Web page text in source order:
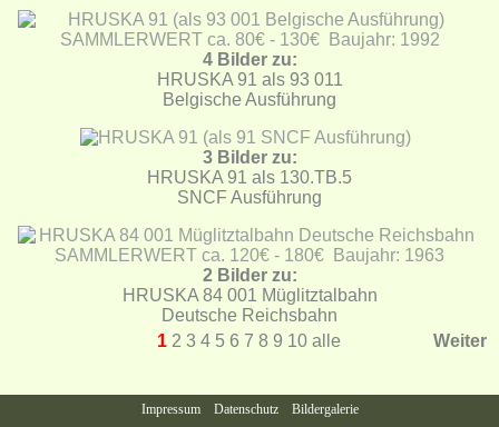
4 Bilder zu:
HRUSKA 91 als 93 011
Belgische Ausführung
3 Bilder zu:
HRUSKA 91 als 130.TB.5
SNCF Ausführung
2 Bilder zu:
HRUSKA 84 001 Müglitztalbahn
Deutsche Reichsbahn
1 2 3 4 5 6 7 8 9 10 alle Weiter
Impressum Datenschutz Bildergalerie